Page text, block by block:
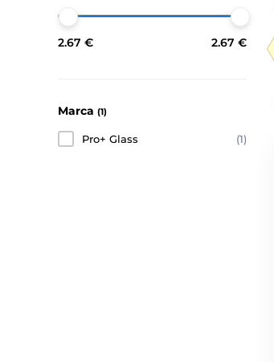
2.67 € 2.67 €
Marca (1)
Pro+ Glass (1)